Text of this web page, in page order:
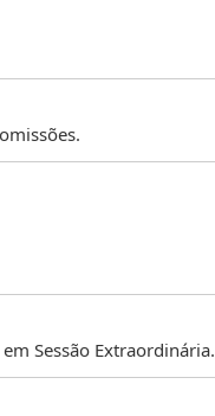
Sessão Extraordinária.